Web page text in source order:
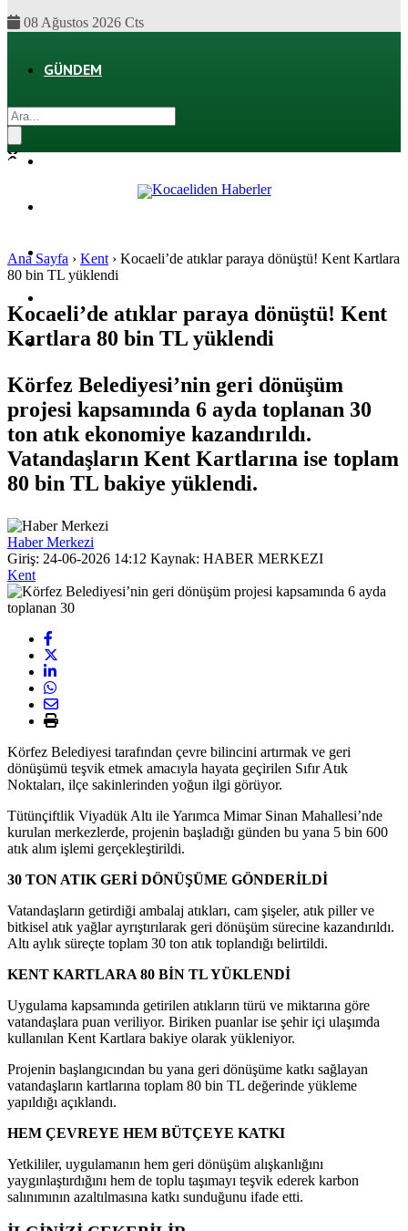
08 Ağustos 2026 Cts
GÜNDEM
SPOR
SAĞLIK
Ana Sayfa › Kent › Kocaeli’de atıklar paraya dönüştü! Kent Kartlara
80 bin TL yüklendi
Kocaeli’de atıklar paraya dönüştü! Kent
Kartlara 80 bin TL yüklendi
Körfez Belediyesi’nin geri dönüşüm
projesi kapsamında 6 ayda toplanan 30
ton atık ekonomiye kazandırıldı.
Vatandaşların Kent Kartlarına ise toplam
80 bin TL bakiye yüklendi.
Haber Merkezi
Giriş: 24-06-2026 14:12 Kaynak: HABER MERKEZI
Kent
Körfez Belediyesi tarafından çevre bilincini artırmak ve geri
dönüşümü teşvik etmek amacıyla hayata geçirilen Sıfır Atık
Noktaları, ilçe sakinlerinden yoğun ilgi görüyor.
Tütünçiftlik Viyadük Altı ile Yarımca Mimar Sinan Mahallesi’nde
kurulan merkezlerde, projenin başladığı günden bu yana 5 bin 600
atık alım işlemi gerçekleştirildi.
30 TON ATIK GERİ DÖNÜŞÜME GÖNDERİLDİ
Vatandaşların getirdiği ambalaj atıkları, cam şişeler, atık piller ve
bitkisel atık yağlar ayrıştırılarak geri dönüşüm sürecine kazandırıldı.
Altı aylık süreçte toplam 30 ton atık toplandığı belirtildi.
KENT KARTLARA 80 BİN TL YÜKLENDİ
Uygulama kapsamında getirilen atıkların türü ve miktarına göre
vatandaşlara puan veriliyor. Biriken puanlar ise şehir içi ulaşımda
kullanılan Kent Kartlara bakiye olarak yükleniyor.
Projenin başlangıcından bu yana geri dönüşüme katkı sağlayan
vatandaşların kartlarına toplam 80 bin TL değerinde yükleme
yapıldığı açıklandı.
HEM ÇEVREYE HEM BÜTÇEYE KATKI
Yetkililer, uygulamanın hem geri dönüşüm alışkanlığını
yaygınlaştırdığını hem de toplu taşımayı teşvik ederek karbon
salınımının azaltılmasına katkı sunduğunu ifade etti.